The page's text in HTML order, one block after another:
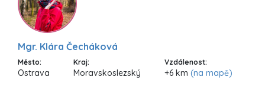
Mgr. Klára Čecháková
Město:
Ostrava
Kraj:
Moravskoslezský
Vzdálenost:
+6 km (na mapě)